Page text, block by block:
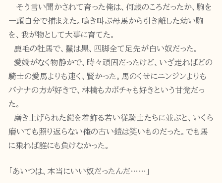
そう言い聞かされて育った俺は、何歳のころだったか、駒を
一頭自分で捕まえた。鳴き叫ぶ母馬から引き離した幼い駒
を、我が物として大事に育てた。
鹿毛の牡馬で、鬣は黒、四脚全て足先が白い奴だった。
愛嬌がなく物静かで、時々頑固だったけど、いざ走ればどの
騎士の愛馬よりも速く、賢かった。馬のくせにニンジンよりも
バナナの方が好きで、林檎もカボチャも好きという甘党だっ
た。
磨き上げられた鎧を着飾る若い従騎士たちに並ぶと、いくら
磨いても照り返らない俺の古い鎧は笑いものだった。でも馬
に乗れば誰にも負けなかった。
「あいつは、本当にいい奴だったんだ……」